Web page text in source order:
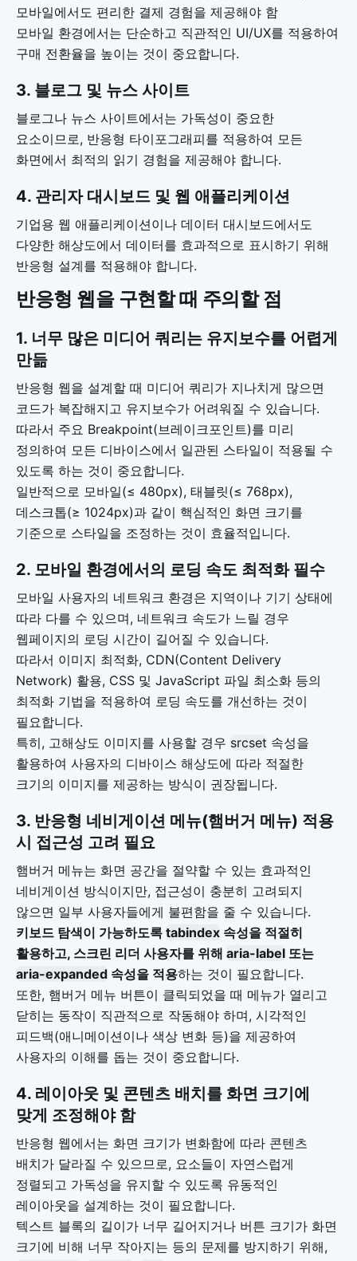
모바일에서도 편리한 결제 경험을 제공해야 함
모바일 환경에서는 단순하고 직관적인 UI/UX를 적용하여
구매 전환율을 높이는 것이 중요합니다.
3. 블로그 및 뉴스 사이트
블로그나 뉴스 사이트에서는 가독성이 중요한
요소이므로, 반응형 타이포그래피를 적용하여 모든
화면에서 최적의 읽기 경험을 제공해야 합니다.
4. 관리자 대시보드 및 웹 애플리케이션
기업용 웹 애플리케이션이나 데이터 대시보드에서도
다양한 해상도에서 데이터를 효과적으로 표시하기 위해
반응형 설계를 적용해야 합니다.
반응형 웹을 구현할 때 주의할 점
1. 너무 많은 미디어 쿼리는 유지보수를 어렵게
만듦
반응형 웹을 설계할 때 미디어 쿼리가 지나치게 많으면
코드가 복잡해지고 유지보수가 어려워질 수 있습니다.
따라서 주요 Breakpoint(브레이크포인트)를 미리
정의하여 모든 디바이스에서 일관된 스타일이 적용될 수
있도록 하는 것이 중요합니다.
일반적으로 모바일(≤ 480px), 태블릿(≤ 768px),
데스크톱(≥ 1024px)과 같이 핵심적인 화면 크기를
기준으로 스타일을 조정하는 것이 효율적입니다.
2. 모바일 환경에서의 로딩 속도 최적화 필수
모바일 사용자의 네트워크 환경은 지역이나 기기 상태에
따라 다를 수 있으며, 네트워크 속도가 느릴 경우
웹페이지의 로딩 시간이 길어질 수 있습니다.
따라서 이미지 최적화, CDN(Content Delivery
Network) 활용, CSS 및 JavaScript 파일 최소화 등의
최적화 기법을 적용하여 로딩 속도를 개선하는 것이
필요합니다.
특히, 고해상도 이미지를 사용할 경우 srcset 속성을
활용하여 사용자의 디바이스 해상도에 따라 적절한
크기의 이미지를 제공하는 방식이 권장됩니다.
3. 반응형 네비게이션 메뉴(햄버거 메뉴) 적용
시 접근성 고려 필요
햄버거 메뉴는 화면 공간을 절약할 수 있는 효과적인
네비게이션 방식이지만, 접근성이 충분히 고려되지
않으면 일부 사용자들에게 불편함을 줄 수 있습니다.
키보드 탐색이 가능하도록 tabindex 속성을 적절히
활용하고, 스크린 리더 사용자를 위해 aria-label 또는
aria-expanded 속성을 적용하는 것이 필요합니다.
또한, 햄버거 메뉴 버튼이 클릭되었을 때 메뉴가 열리고
닫히는 동작이 직관적으로 작동해야 하며, 시각적인
피드백(애니메이션이나 색상 변화 등)을 제공하여
사용자의 이해를 돕는 것이 중요합니다.
4. 레이아웃 및 콘텐츠 배치를 화면 크기에
맞게 조정해야 함
반응형 웹에서는 화면 크기가 변화함에 따라 콘텐츠
배치가 달라질 수 있으므로, 요소들이 자연스럽게
정렬되고 가독성을 유지할 수 있도록 유동적인
레이아웃을 설계하는 것이 필요합니다.
텍스트 블록의 길이가 너무 길어지거나 버튼 크기가 화면
크기에 비해 너무 작아지는 등의 문제를 방지하기 위해,